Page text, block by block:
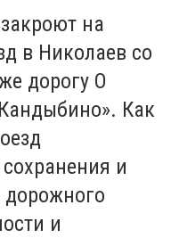
на
в Николаев со
дорогу О
Как
и
и